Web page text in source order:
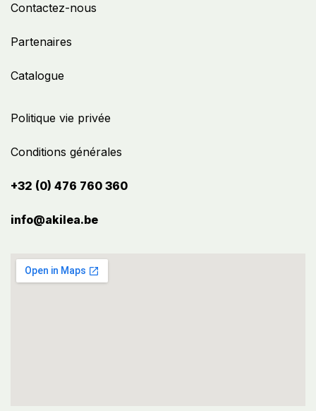
Politique vie privée
Conditions générales
+32 (0) 476 760 360
info@akilea.be​
Contactez-nous
Partenaires
Catalogue